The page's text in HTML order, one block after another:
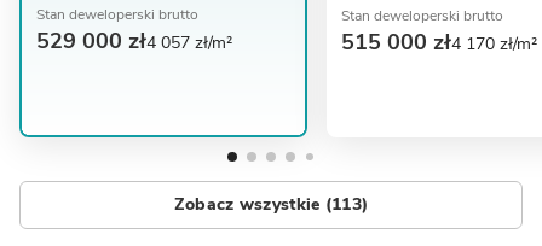
Stan deweloperski brutto
529 000 zł4 057 zł/m²
Stan deweloperski brutto
515 000 zł4 170 zł/m²
Zobacz wszystkie (113)